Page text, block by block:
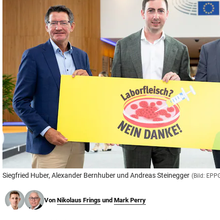
© Krone Multimedia GmbH & Co KG 2026
Muthgasse 2, 1190 Wien
Siegfried Huber, Alexander Bernhuber und Andreas Steinegger (Bild:
Von Nikolaus Frings und Mark Perry